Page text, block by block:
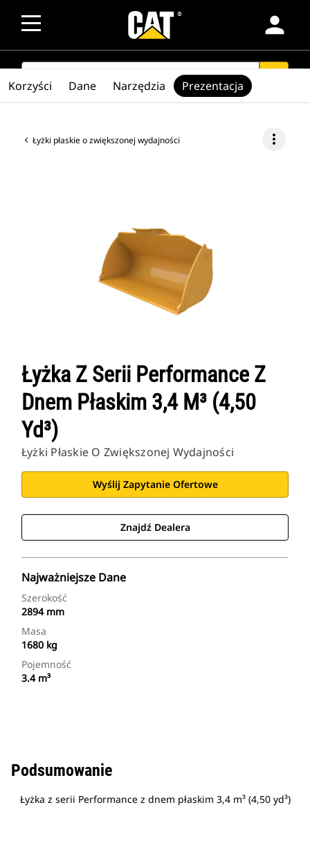
person
SEARCH
Łyżki płaskie o zwiększonej wydajności more_vert
Łyżka Z Serii Performance Z
Dnem Płaskim 3,4 M³ (4,50
Yd³)
Łyżki Płaskie O Zwiększonej Wydajności
Wyślij Zapytanie Ofertowe
Znajdź Dealera
Najważniejsze Dane
Szerokość
2894 mm
Masa
1680 kg
Pojemność
3.4 m³
Korzyści Dane Narzędzia Prezentacja
Podsumowanie
Łyżka z serii Performance z dnem płaskim 3,4 m³ (4,50 yd³)